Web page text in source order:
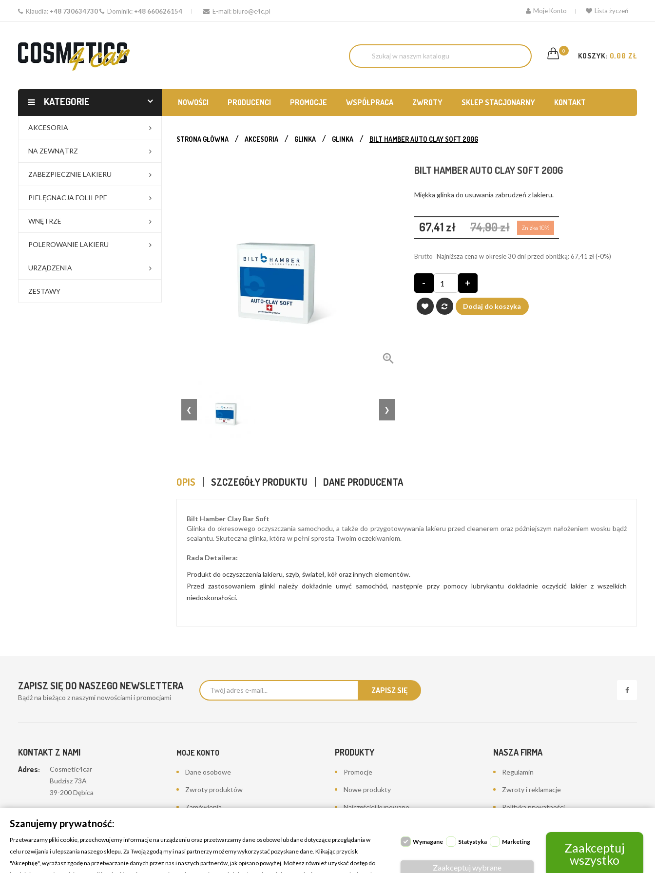
Klaudia: +48 730634730 Dominik: +48 660626154 E-mail: biuro@c4c.pl Moje Konto Lista życzeń
0
KOSZYK: 0,00 ZŁ
KATEGORIE NOWOŚCI PRODUCENCI PROMOCJE WSPÓŁPRACA ZWROTY SKLEP STACJONARNY KONTAKT
AKCESORIA
NA ZEWNĄTRZ
ZABEZPIECZNIE LAKIERU
PIELĘGNACJA FOLII PPF
WNĘTRZE
POLEROWANIE LAKIERU
URZĄDZENIA
ZESTAWY
STRONA GŁÓWNA AKCESORIA GLINKA GLINKA BILT HAMBER AUTO CLAY SOFT 200G

❮ ❯
BILT HAMBER AUTO CLAY SOFT 200G
Miękka glinka do usuwania zabrudzeń z lakieru.
67,41 zł 74,90 zł Zniżka 10%
Brutto Najniższa cena w okresie 30 dni przed obniżką:67,41 zł (-0%)
- +
Dodaj do koszyka
OPIS SZCZEGÓŁY PRODUKTU DANE PRODUCENTA
Bilt Hamber Clay Bar Soft
Glinka do okresowego oczyszczania samochodu, a także do przygotowywania lakieru przed cleanerem oraz późniejszym nałożeniem wosku bądź
sealantu. Skuteczna glinka, która w pełni sprosta Twoim oczekiwaniom.
Rada Detailera:
Produkt do oczyszczenia lakieru, szyb, świateł, kół oraz innych elementów.
Przed zastosowaniem glinki należy dokładnie umyć samochód, następnie przy pomocy lubrykantu dokładnie oczyścić lakier z wszelkich
niedoskonałości.
ZAPISZ SIĘ DO NASZEGO NEWSLETTERA
Bądż na bieżąco z naszymi nowościami i promocjami
KONTAKT Z NAMI
Adres:
Cosmetic4car
Budzisz 73A
39-200 Dębica
Klaudia:
Email: biuro@c4c.pl
MOJE KONTO
Dane osobowe
Zwroty produktów
Zamówienia
Adresy
Kupony
PRODUKTY
Promocje
Nowe produkty
Najczęściej kupowane
NASZA FIRMA
Regulamin
Zwroty i reklamacje
Polityka prywatności
Kontakt z nami
Mapa strony
Szanujemy prywatność:
Przetwarzamy pliki cookie, przechowujemy informacje na urządzeniu oraz przetwarzamy dane osobowe lub dane dotyczące przeglądania w
celu rozwijania i ulepszania naszego sklepu. Za Twoją zgodą my i nasi partnerzy możemy wykorzystać pozyskane dane. Klikając przycisk
"Akceptuję", wyrażasz zgodę na przetwarzanie danych przez nas i naszych partnerów, jak opisano powyżej. Możesz również uzyskać dostęp do
Wymagane Statystyka Marketing
Zaakceptuj wybrane
Zaakceptuj
wszystko